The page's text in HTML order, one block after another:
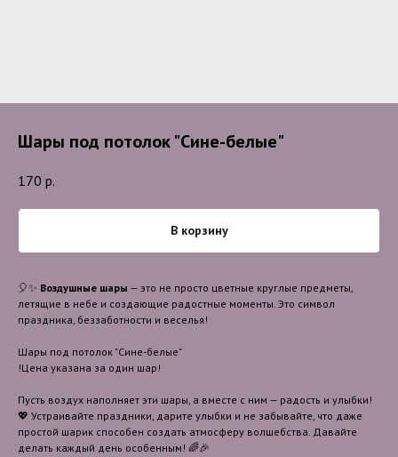
Шары под потолок "Сине-белые"
170 р.
В корзину
🎈✨ Воздушные шары — это не просто цветные круглые предметы,
летящие в небе и создающие радостные моменты. Это символ
праздника, беззаботности и веселья!
Шары под потолок "Сине-белые"
!Цена указана за один шар!
Пусть воздух наполняет эти шары, а вместе с ним — радость и улыбки!
💖 Устраивайте праздники, дарите улыбки и не забывайте, что даже
простой шарик способен создать атмосферу волшебства. Давайте
делать каждый день особенным! 🌈🎉